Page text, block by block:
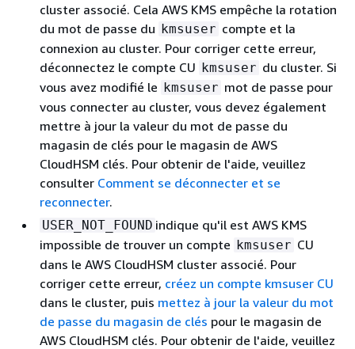
cluster associé. Cela AWS KMS empêche la rotation
du mot de passe du kmsuser compte et la
connexion au cluster. Pour corriger cette erreur,
déconnectez le compte CU kmsuser du cluster. Si
vous avez modifié le kmsuser mot de passe pour
vous connecter au cluster, vous devez également
mettre à jour la valeur du mot de passe du
magasin de clés pour le magasin de AWS
CloudHSM clés. Pour obtenir de l'aide, veuillez
consulter Comment se déconnecter et se
reconnecter.
USER_NOT_FOUND indique qu'il est AWS KMS
impossible de trouver un compte kmsuser CU
dans le AWS CloudHSM cluster associé. Pour
corriger cette erreur, créez un compte kmsuser CU
dans le cluster, puis mettez à jour la valeur du mot
de passe du magasin de clés pour le magasin de
AWS CloudHSM clés. Pour obtenir de l'aide, veuillez